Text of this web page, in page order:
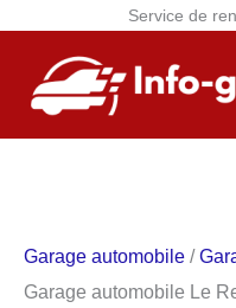
Service de
contenu
Garage automobile /
Garage automobile Le